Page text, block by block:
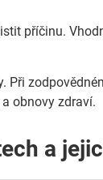
příčinu.
Při
obnovy zdraví.
a